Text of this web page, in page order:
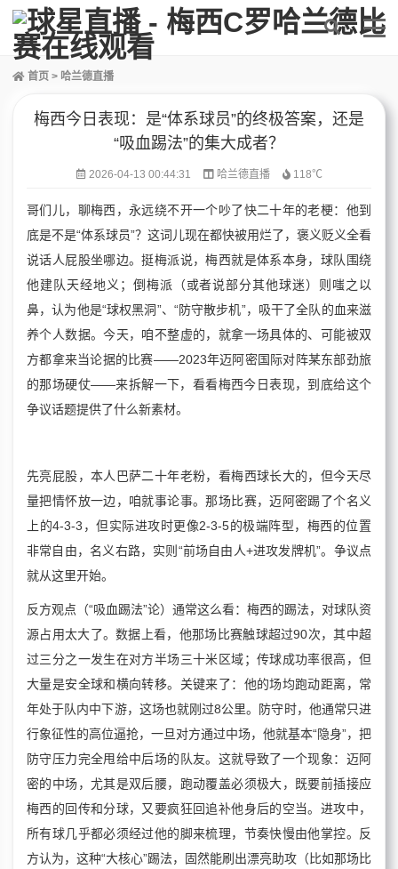
首页 > 哈兰德直播
梅西今日表现：是“体系球员”的终极答案，还是
“吸血踢法”的集大成者？
2026-04-13 00:44:31 哈兰德直播 118℃
哥们儿，聊梅西，永远绕不开一个吵了快二十年的老梗：他到
底是不是“体系球员”？这词儿现在都快被用烂了，褒义贬义全看
说话人屁股坐哪边。挺梅派说，梅西就是体系本身，球队围绕
他建队天经地义；倒梅派（或者说部分其他球迷）则嗤之以
鼻，认为他是“球权黑洞”、“防守散步机”，吸干了全队的血来滋
养个人数据。今天，咱不整虚的，就拿一场具体的、可能被双
方都拿来当论据的比赛——2023年迈阿密国际对阵某东部劲旅
的那场硬仗——来拆解一下，看看梅西今日表现，到底给这个
争议话题提供了什么新素材。
先亮屁股，本人巴萨二十年老粉，看梅西球长大的，但今天尽
量把情怀放一边，咱就事论事。那场比赛，迈阿密踢了个名义
上的4-3-3，但实际进攻时更像2-3-5的极端阵型，梅西的位置
非常自由，名义右路，实则“前场自由人+进攻发牌机”。争议点
就从这里开始。
反方观点（“吸血踢法”论）通常这么看：梅西的踢法，对球队资
源占用太大了。数据上看，他那场比赛触球超过90次，其中超
过三分之一发生在对方半场三十米区域；传球成功率很高，但
大量是安全球和横向转移。关键来了：他的场均跑动距离，常
年处于队内中下游，这场也就刚过8公里。防守时，他通常只进
行象征性的高位逼抢，一旦对方通过中场，他就基本“隐身”，把
防守压力完全甩给中后场的队友。这就导致了一个现象：迈阿
密的中场，尤其是双后腰，跑动覆盖必须极大，既要前插接应
梅西的回传和分球，又要疯狂回追补他身后的空当。进攻中，
所有球几乎都必须经过他的脚来梳理，节奏快慢由他掌控。反
方认为，这种“大核心”踢法，固然能刷出漂亮助攻（比如那场比